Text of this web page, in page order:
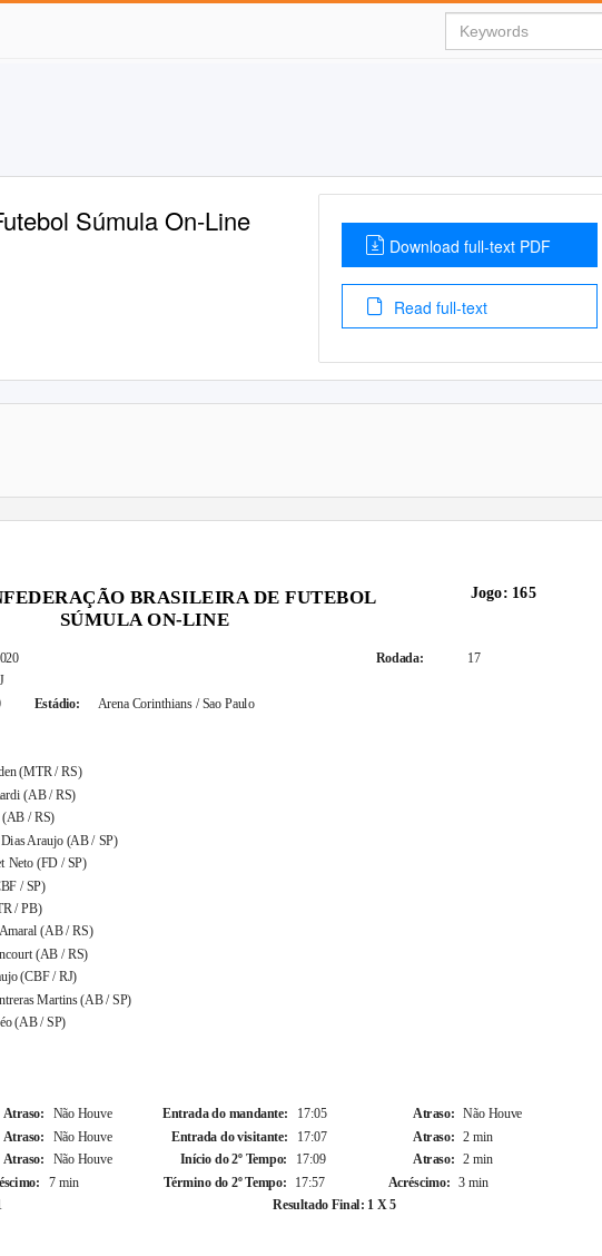
Súmula On-Line
Download full-text PDF
Read full-text
Jogo: 165
BRASILEIRA DE FUTEBOL
SÚMULA ON-LINE
Rodada:
17
Estádio: Arena Corinthians / Sao Paulo
(MTR / RS)
(AB / RS)
(AB / RS)
Araujo (AB / SP)
Neto (FD / SP)
/ SP)
/ PB)
(AB / RS)
(AB / RS)
(CBF / RJ)
Martins (AB / SP)
(AB / SP)
Atraso: Não Houve Entrada do mandante: 17:05 Atraso:Não Houve
Atraso:2 min
Atraso: Não Houve
Atraso: Não Houve
7 min
Entrada do visitante: 17:07
Início do 2º Tempo:
17:09
Término do 2º Tempo:
17:57
Atraso:2 min
Acréscimo:3 min
Resultado Final: 1 X 5